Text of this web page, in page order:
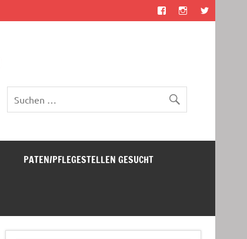
PATEN/PFLEGESTELLEN GESUCHT